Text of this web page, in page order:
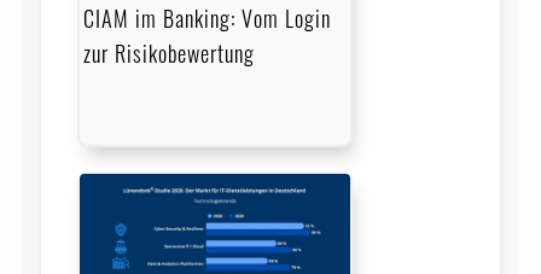
CIAM im Banking: Vom Login
zur Risikobewertung